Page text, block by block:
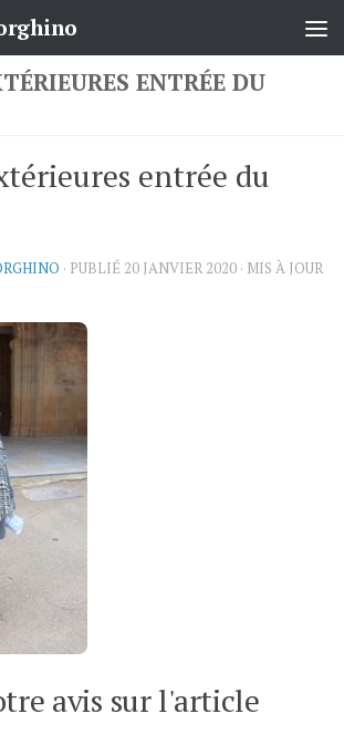
ENTRÉE DU
entrée du
· PUBLIÉ 20 JANVIER 2020 · MIS À JOUR
avis sur l'article